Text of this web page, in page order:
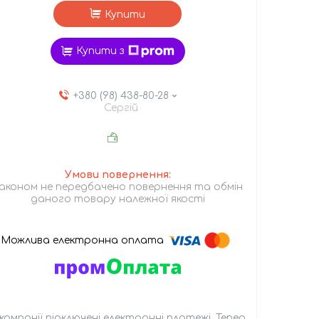
Купити
Купити з
+380 (98) 438-80-28
Сергій
не передбачено повернення та обмін
даного товару належної якості